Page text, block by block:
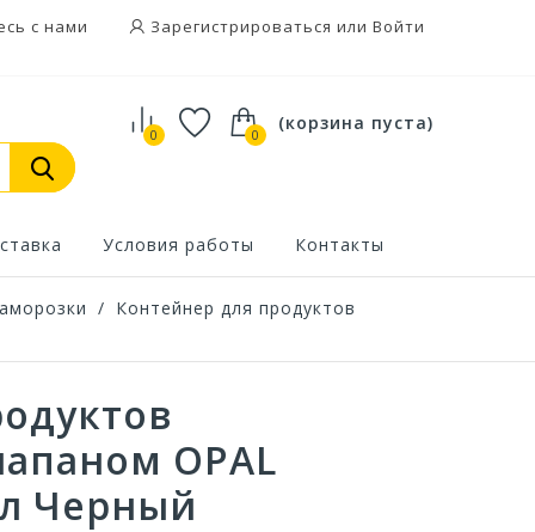
с нами Зарегистрироваться или Войти
0
(корзина пуста)
0
Условия работы Контакты
/ Контейнер для продуктов
OPAL
Черный